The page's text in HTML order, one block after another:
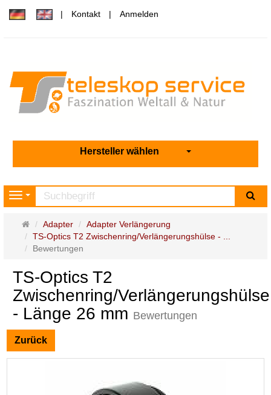
Kontakt Anmelden
Hersteller wählen
Navigation
Startseite
Adapter
Adapter Verlängerung
TS-Optics T2 Zwischenring/Verlängerungshülse - ...
Bewertungen
TS-Optics T2
Zwischenring/Verlängerungshülse
- Länge 26 mm Bewertungen
Zurück